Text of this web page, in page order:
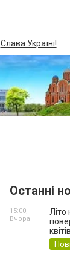
Слава Україні!
Останні
Літо
квітів
15:00,
Вчора